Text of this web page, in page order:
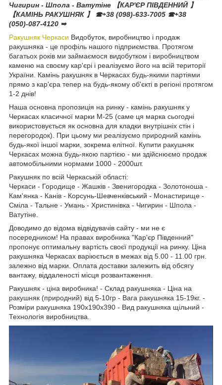
Чигирин - Шпола - Ватутіне 【КАР'ЄР ПІВДЕННИЙ 】
【КАМІНЬ РАКУШНЯК 】 ☎+38 (098)-633-7005 ☎+38
(050)-087-4120 ➥
Ракушняк Черкаси Видобуток, виробництво і продаж
ракушняка - це профіль нашого підприємства. Протягом
багатьох років ми займаємося видобутком і виробництвом
каменю на своєму кар'єрі і реалізуємо його на всій території
України. Камінь ракушняк в Черкасах будь-якими партіями
прямо з кар'єра тепер на будь-якому об'єкті в регіоні протягом
1-2 днів!
Наша основна пропозиція на ринку - камінь ракушняк у
Черкасах класичної марки М-25 (саме ця марка сьогодні
використовується як основна для кладки внутрішніх стін і
перегородок). При цьому ми реалізуємо природний камінь
будь-якої іншої марки, зокрема елітної. Купити ракушняк
Черкасах можна будь-якою партією - ми здійснюємо продаж
автомобільними нормами 1000 - 2000шт.
Ракушняк по всій Черкаській області:
Черкаси - Городище - Жашків - Звенигородка - Золотоноша -
Кам'янка - Канів - Корсунь-Шевченківський - Монастирище -
Сміла - Тальне - Умань - Христинівка - Чигирин - Шпола -
Ватутіне.
Доводимо до відома відвідувачів сайту - ми не є
посередником! На правах виробника "Кар'єр Південний"
пропонує оптимальну вартість своєї продукції на ринку. Ціна
ракушняка Черкасах варіюється в межах від 5.00 - 11.00 грн.
залежно від марки. Оплата доставки залежить від обсягу
вантажу, віддаленості місця розвантаження.
Ракушняк - ціна виробника! - Склад ракушняка - Ціна на
ракушняк (природний) від 5-10гр - Вага ракушняка 15-19кг. -
Розміри ракушняка 190х190х390 - Вид ракушняка щільний -
Технологія виробництва.